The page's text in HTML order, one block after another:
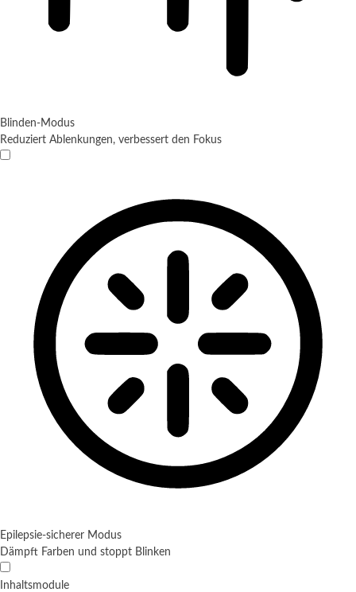
Blinden-Modus
Reduziert Ablenkungen, verbessert den Fokus
Epilepsie-sicherer Modus
Dämpft Farben und stoppt Blinken
Inhaltsmodule